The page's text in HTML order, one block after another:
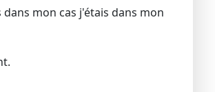
mon cas j'étais dans mon